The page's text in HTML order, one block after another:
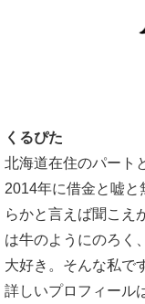
くるぴた
北海道在住のパート
2014年に借金と嘘
らかと言えば聞こえ
は牛のようにのろく
大好き。そんな私で
詳しいプロフィール